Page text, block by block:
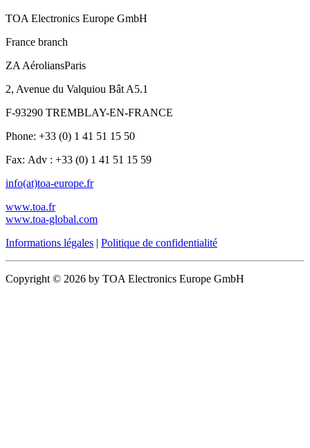
TOA Electronics Europe GmbH
France branch
ZA AéroliansParis
2, Avenue du Valquiou Bât A5.1
F-93290 TREMBLAY-EN-FRANCE
Phone: +33 (0) 1 41 51 15 50
Fax: Adv : +33 (0) 1 41 51 15 59
info(at)toa-europe.fr
www.toa.fr
www.toa-global.com
Informations légales | Politique de confidentialité
Copyright © 2026 by TOA Electronics Europe GmbH